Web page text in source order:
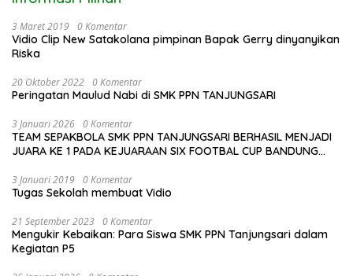
3 Maret 2019 0 Komentar
Vidio Clip New Satakolana pimpinan Bapak Gerry dinyanyikan
Riska
20 Oktober 2022 0 Komentar
Peringatan Maulud Nabi di SMK PPN TANJUNGSARI
3 Januari 2026 0 Komentar
TEAM SEPAKBOLA SMK PPN TANJUNGSARI BERHASIL MENJADI
JUARA KE 1 PADA KEJUARAAN SIX FOOTBAL CUP BANDUNG
3 Januari 2019 0 Komentar
Tugas Sekolah membuat Vidio
21 September 2023 0 Komentar
Mengukir Kebaikan: Para Siswa SMK PPN Tanjungsari dalam
Kegiatan P5